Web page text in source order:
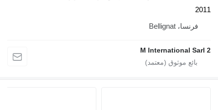
2011
فرنسا، Bellignat
2 M International Sarl